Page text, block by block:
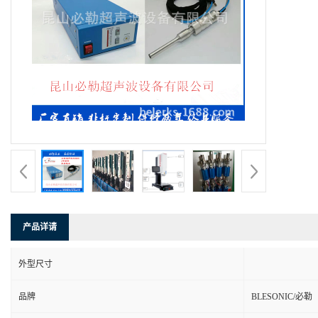
产品详请
外型尺寸
品牌 BLESONIC/必勒